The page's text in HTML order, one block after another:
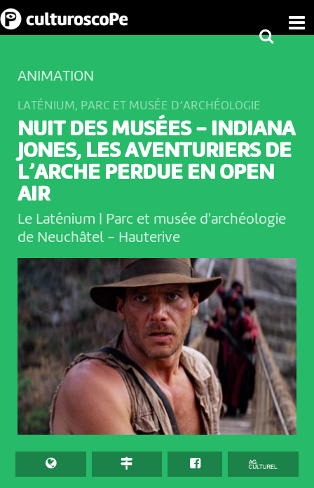
ANIMATION
LATÉNIUM, PARC ET MUSÉE D’ARCHÉOLOGIE
NUIT DES MUSÉES - INDIANA
JONES, LES AVENTURIERS DE
L’ARCHE PERDUE EN OPEN
AIR
Le Laténium | Parc et musée d'archéologie
de Neuchâtel - Hauterive